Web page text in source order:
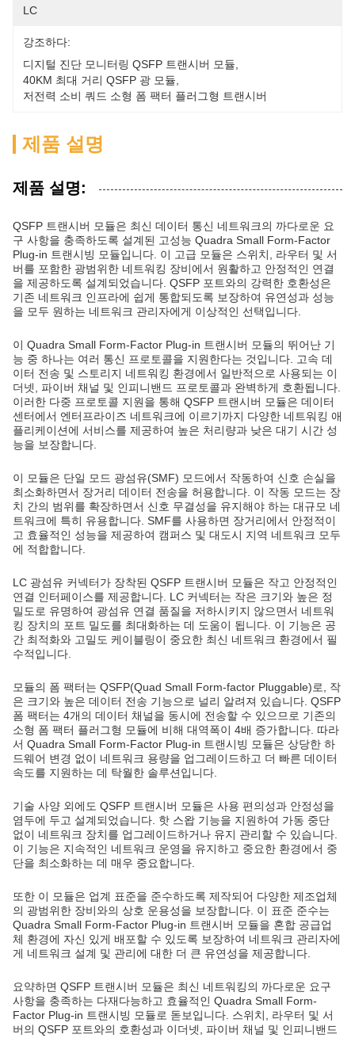
LC
강조하다:
디지털 진단 모니터링 QSFP 트랜시버 모듈
40KM 최대 거리 QSFP 광 모듈
저전력 소비 쿼드 소형 폼 팩터 플러그형 트랜시버
제품 설명
제품 설명:
QSFP 트랜시버 모듈은 최신 데이터 통신 네트워크의 까다로운 요
구 사항을 충족하도록 설계된 고성능 Quadra Small Form-Factor
Plug-in 트랜시빙 모듈입니다. 이 고급 모듈은 스위치, 라우터 및 서
버를 포함한 광범위한 네트워킹 장비에서 원활하고 안정적인 연결
을 제공하도록 설계되었습니다. QSFP 포트와의 강력한 호환성은
기존 네트워크 인프라에 쉽게 통합되도록 보장하여 유연성과 성능
을 모두 원하는 네트워크 관리자에게 이상적인 선택입니다.
이 Quadra Small Form-Factor Plug-in 트랜시버 모듈의 뛰어난 기
능 중 하나는 여러 통신 프로토콜을 지원한다는 것입니다. 고속 데
이터 전송 및 스토리지 네트워킹 환경에서 일반적으로 사용되는 이
더넷, 파이버 채널 및 인피니밴드 프로토콜과 완벽하게 호환됩니다.
이러한 다중 프로토콜 지원을 통해 QSFP 트랜시버 모듈은 데이터
센터에서 엔터프라이즈 네트워크에 이르기까지 다양한 네트워킹 애
플리케이션에 서비스를 제공하여 높은 처리량과 낮은 대기 시간 성
능을 보장합니다.
이 모듈은 단일 모드 광섬유(SMF) 모드에서 작동하여 신호 손실을
최소화하면서 장거리 데이터 전송을 허용합니다. 이 작동 모드는 장
치 간의 범위를 확장하면서 신호 무결성을 유지해야 하는 대규모 네
트워크에 특히 유용합니다. SMF를 사용하면 장거리에서 안정적이
고 효율적인 성능을 제공하여 캠퍼스 및 대도시 지역 네트워크 모두
에 적합합니다.
LC 광섬유 커넥터가 장착된 QSFP 트랜시버 모듈은 작고 안정적인
연결 인터페이스를 제공합니다. LC 커넥터는 작은 크기와 높은 정
밀도로 유명하여 광섬유 연결 품질을 저하시키지 않으면서 네트워
킹 장치의 포트 밀도를 최대화하는 데 도움이 됩니다. 이 기능은 공
간 최적화와 고밀도 케이블링이 중요한 최신 네트워크 환경에서 필
수적입니다.
모듈의 폼 팩터는 QSFP(Quad Small Form-factor Pluggable)로, 작
은 크기와 높은 데이터 전송 기능으로 널리 알려져 있습니다. QSFP
폼 팩터는 4개의 데이터 채널을 동시에 전송할 수 있으므로 기존의
소형 폼 팩터 플러그형 모듈에 비해 대역폭이 4배 증가합니다. 따라
서 Quadra Small Form-Factor Plug-in 트랜시빙 모듈은 상당한 하
드웨어 변경 없이 네트워크 용량을 업그레이드하고 더 빠른 데이터
속도를 지원하는 데 탁월한 솔루션입니다.
기술 사양 외에도 QSFP 트랜시버 모듈은 사용 편의성과 안정성을
염두에 두고 설계되었습니다. 핫 스왑 기능을 지원하여 가동 중단
없이 네트워크 장치를 업그레이드하거나 유지 관리할 수 있습니다.
이 기능은 지속적인 네트워크 운영을 유지하고 중요한 환경에서 중
단을 최소화하는 데 매우 중요합니다.
또한 이 모듈은 업계 표준을 준수하도록 제작되어 다양한 제조업체
의 광범위한 장비와의 상호 운용성을 보장합니다. 이 표준 준수는
Quadra Small Form-Factor Plug-in 트랜시버 모듈을 혼합 공급업
체 환경에 자신 있게 배포할 수 있도록 보장하여 네트워크 관리자에
게 네트워크 설계 및 관리에 대한 더 큰 유연성을 제공합니다.
요약하면 QSFP 트랜시버 모듈은 최신 네트워킹의 까다로운 요구
사항을 충족하는 다재다능하고 효율적인 Quadra Small Form-
Factor Plug-in 트랜시빙 모듈로 돋보입니다. 스위치, 라우터 및 서
버의 QSFP 포트와의 호환성과 이더넷, 파이버 채널 및 인피니밴드